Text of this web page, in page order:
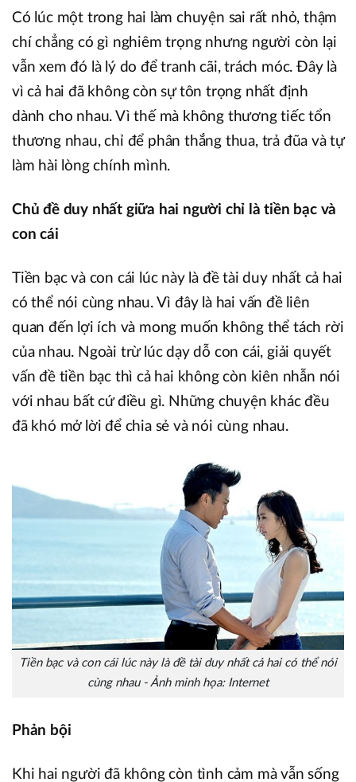
Có lúc một trong hai làm chuyện sai rất nhỏ, thậm
chí chẳng có gì nghiêm trọng nhưng người còn lại
vẫn xem đó là lý do để tranh cãi, trách móc. Đây là
vì cả hai đã không còn sự tôn trọng nhất định
dành cho nhau. Vì thế mà không thương tiếc tổn
thương nhau, chỉ để phân thắng thua, trả đũa và tự
làm hài lòng chính mình.
Chủ đề duy nhất giữa hai người chỉ là tiền bạc và
con cái
Tiền bạc và con cái lúc này là đề tài duy nhất cả hai
có thể nói cùng nhau. Vì đây là hai vấn đề liên
quan đến lợi ích và mong muốn không thể tách rời
của nhau. Ngoài trừ lúc dạy dỗ con cái, giải quyết
vấn đề tiền bạc thì cả hai không còn kiên nhẫn nói
với nhau bất cứ điều gì. Những chuyện khác đều
đã khó mở lời để chia sẻ và nói cùng nhau.
Tiền bạc và con cái lúc này là đề tài duy nhất cả hai có thể nói
cùng nhau - Ảnh minh họa: Internet
Phản bội
Khi hai người đã không còn tình cảm mà vẫn sống